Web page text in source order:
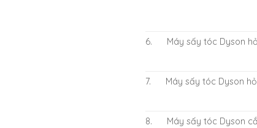
6. Máy sấy tóc Dyson
7. Máy sấy tóc Dyson
8. Máy sấy tóc Dyson